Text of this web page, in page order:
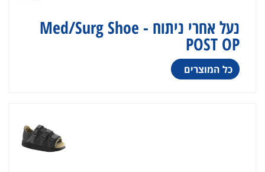
נעל אחרי ניתוח Med/Surg Shoe -
POST OP
כל המוצרים